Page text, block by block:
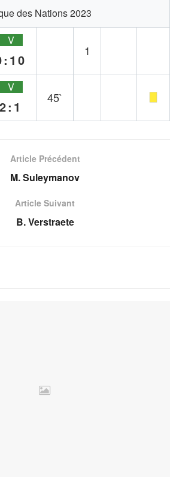
des Nations 2023
V
1
V
2:1
45`
Article Précédent
M. Suleymanov
Article Suivant
B. Verstraete